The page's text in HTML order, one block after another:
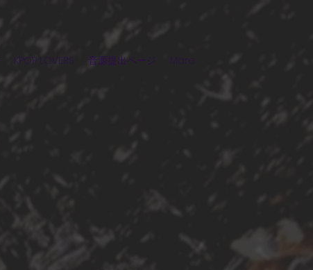
KPOP LOVERS 音源提出ページ More